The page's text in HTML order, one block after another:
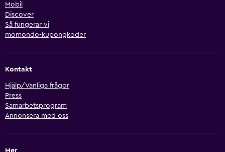
Mobil
Discover
Så fungerar vi
momondo-kupongkoder
Kontakt
Hjälp/Vanliga frågor
Press
Samarbetsprogram
Annonsera med oss
Mer